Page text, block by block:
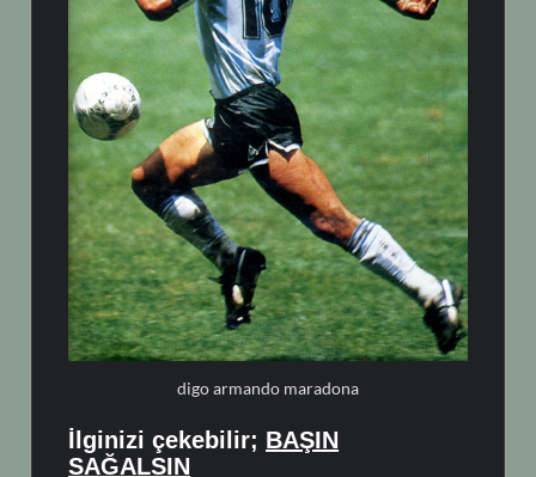
digo armando maradona
İlginizi çekebilir; BAŞIN
SAĞALSIN